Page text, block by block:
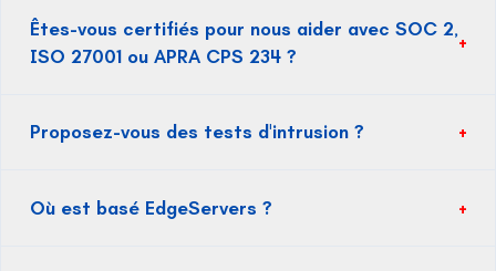
Êtes-vous certifiés pour nous aider avec SOC 2,
ISO 27001 ou APRA CPS 234 ?
+
Proposez-vous des tests d'intrusion ? +
Où est basé EdgeServers ? +